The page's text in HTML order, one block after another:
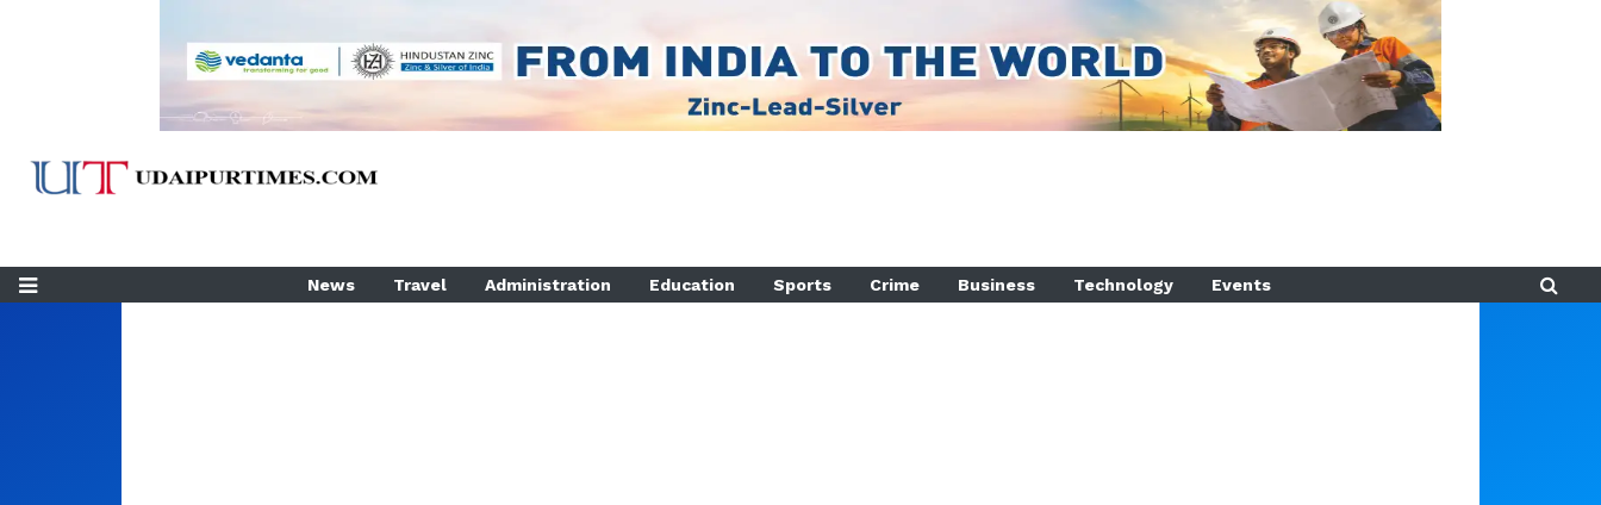
News Travel Administration Education Sports Crime Business Technology Events